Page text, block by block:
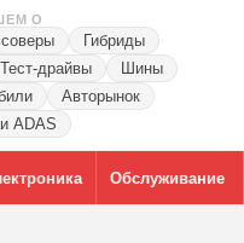
О
Гибриды
Тест-драйвы
Шины
Авторынок
ADAS
Обслуживание